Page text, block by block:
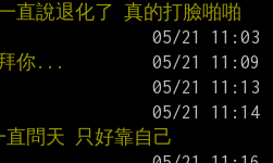
直說退化了 真的打臉啪啪
你...
問天 只好靠自己